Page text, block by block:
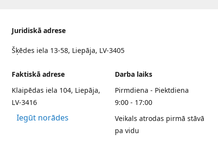
Juridiskā adrese
Šķēdes iela 13-58, Liepāja, LV-3405
Faktiskā adrese
Klaipēdas iela 104, Liepāja,
LV-3416
Iegūt norādes
Darba laiks
Pirmdiena - Piektdiena
9:00 - 17:00
Veikals atrodas pirmā stāvā
pa vidu